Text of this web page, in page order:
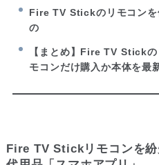
Fire TV Stickのリモコンを
の
【まとめ】Fire TV Stick
モコンだけ購入か本体を最
Fire TV Stickリモコンを